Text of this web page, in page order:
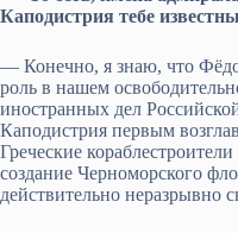
Каподистрия тебе
— Конечно, я знаю, что
роль в нашем
иностранных дел
Каподистрия первым
Греческие
создание Черноморского
действительно неразрывно